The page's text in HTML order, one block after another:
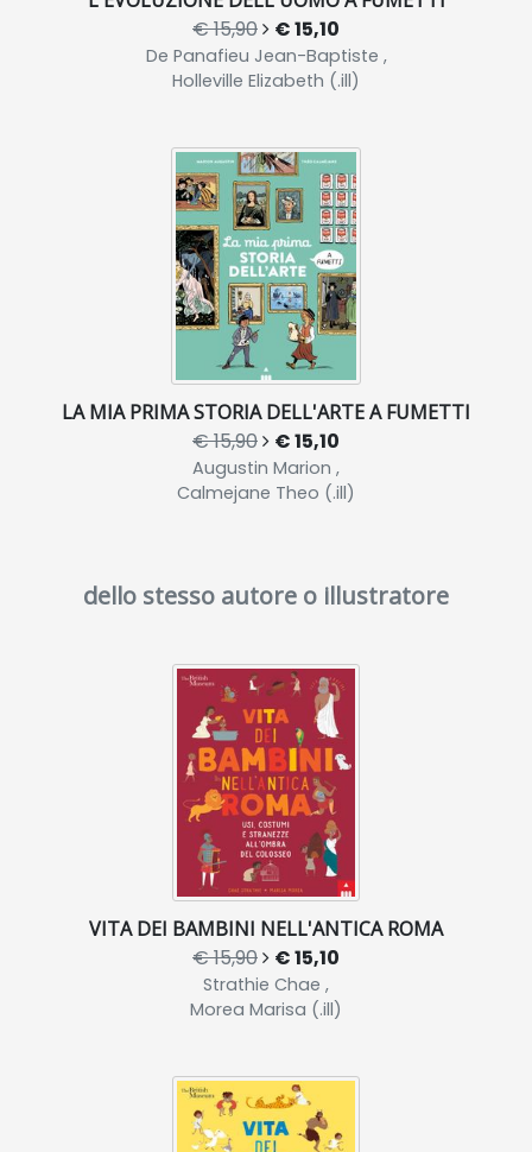
€ 15,90 € 15,10
De Panafieu Jean-Baptiste ,
Holleville Elizabeth (.ill)
LA MIA PRIMA STORIA DELL'ARTE A FUMETTI
€ 15,90 € 15,10
Augustin Marion ,
Calmejane Theo (.ill)
dello stesso autore o illustratore
VITA DEI BAMBINI NELL'ANTICA ROMA
€ 15,90 € 15,10
Strathie Chae ,
Morea Marisa (.ill)